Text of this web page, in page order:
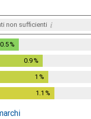
non sufficienti i
0.5%
0.9%
1 %
1.1 %